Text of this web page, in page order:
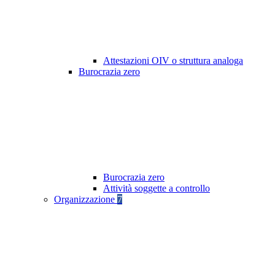
Attestazioni OIV o struttura analoga
Burocrazia zero
Burocrazia zero
Attività soggette a controllo
Organizzazione 7